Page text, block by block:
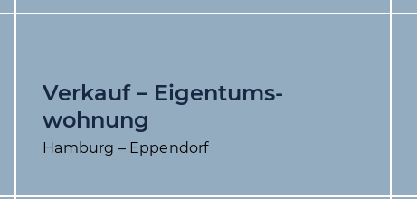
Verkauf – Eigentums­
wohnung
Hamburg – Eppendorf